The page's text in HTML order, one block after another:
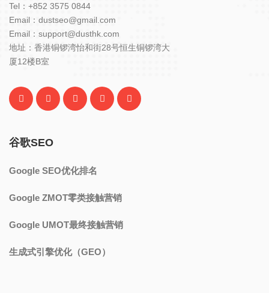
Tel：+852 3575 0844
Email：dustseo@gmail.com
Email：support@dusthk.com
地址：香港铜锣湾怡和街28号恒生铜锣湾大
厦12楼B室
谷歌SEO
Google SEO优化排名
Google ZMOT零类接触营销
Google UMOT最终接触营销
生成式引擎优化（GEO）